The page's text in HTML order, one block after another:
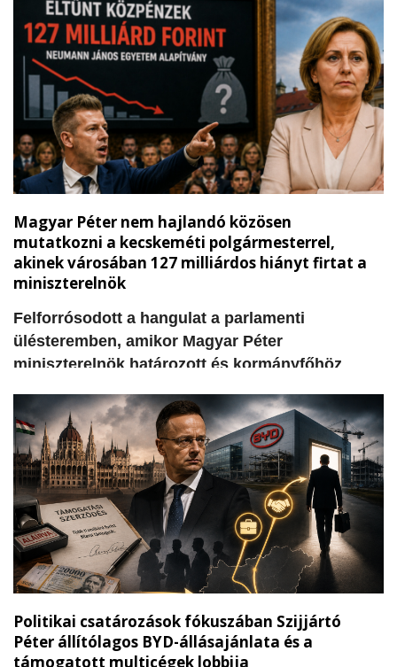
Magyar Péter nem hajlandó közösen
mutatkozni a kecskeméti polgármesterrel,
akinek városában 127 milliárdos hiányt firtat a
miniszterelnök
​Felforrósodott a hangulat a parlamenti
ülésteremben, amikor Magyar Péter
miniszterelnök határozott és kormányfőhöz
kecskeméti önkormányzati és egyetemi pénzek
sorsát. A Tisza Párt miniszterelnöke
felszólalásában közvetlenül az ellenzéki Fidesz
padsorai felé fordulva tette szóvá azokat a
súlyos hiányosságokat és elhallgatott
információkat, amelyek álláspontja szerint a
korábbi helyi vezetés és a fideszes körök
felelősségét bizonyítják.
Politikai csatározások fókuszában Szijjártó
Péter állítólagos BYD-állásajánlata és a
támogatott multicégek lobbija